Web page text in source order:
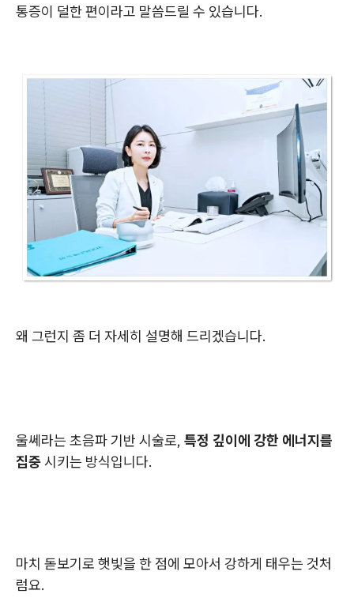
통증이 덜한 편이라고 말씀드릴 수 있습니다.
왜 그런지 좀 더 자세히 설명해 드리겠습니다.
울쎄라는 초음파 기반 시술로, 특정 깊이에 강한 에너지를
집중시키는 방식입니다.
마치 돋보기로 햇빛을 한 점에 모아서 강하게 태우는 것처
럼요.